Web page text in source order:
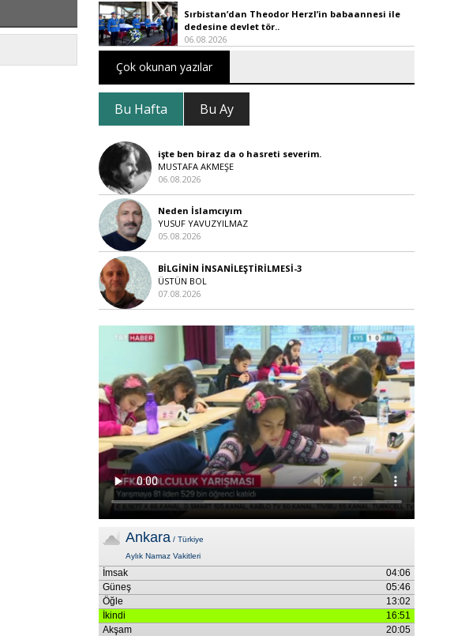
Sırbistan’dan Theodor Herzl’in babaannesi ile
dedesine devlet tör..
06.08.2026
Çok okunan yazılar
Bu Hafta Bu Ay
işte ben biraz da o hasreti severim.
MUSTAFA AKMEŞE
06.08.2026
Neden İslamcıyım
YUSUF YAVUZYILMAZ
05.08.2026
BİLGİNİN İNSANİLEŞTİRİLMESİ-3
ÜSTÜN BOL
07.08.2026